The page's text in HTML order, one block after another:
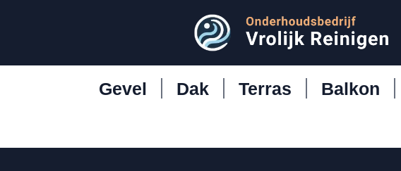
Gevel Dak Terras Balkon